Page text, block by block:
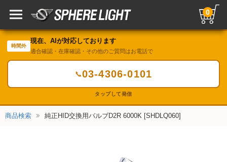
0
時間外
現在、AIが対応しております
適合確認・在庫確認・その他のご質問はお電話で
📞03-4306-0101
タップして発信
商品検索 純正HID交換用バルブD2R 6000K [SHDLQ060]